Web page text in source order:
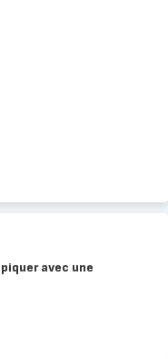
avec une